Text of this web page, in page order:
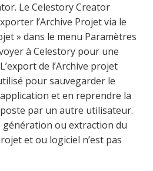
Le Celestory Creator
l’Archive Projet via le
» dans le menu Paramètres
à Celestory pour une
de l’Archive projet
pour sauvegarder le
et en reprendre la
par un autre utilisateur.
ou extraction du
et ou logiciel n’est pas